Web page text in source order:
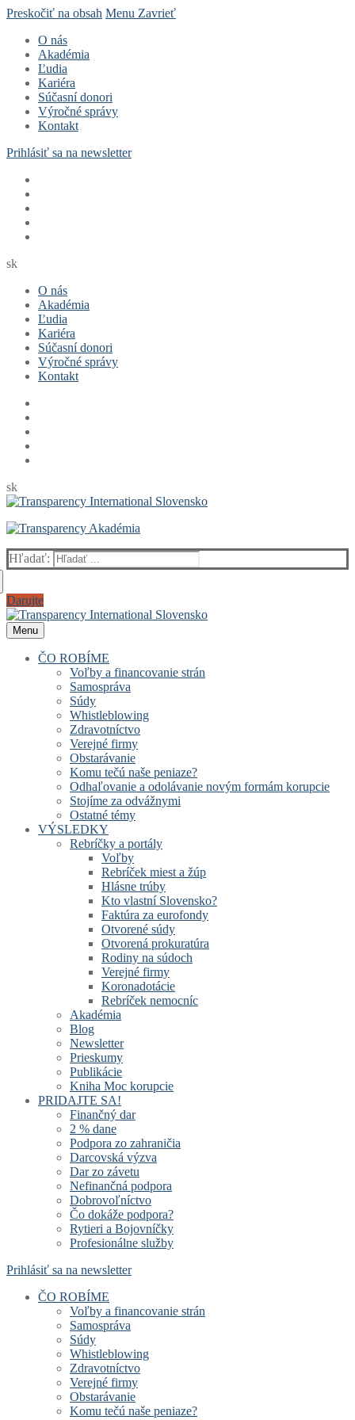
Preskočiť na obsah Menu Zavrieť
O nás
Akadémia
Ľudia
Kariéra
Súčasní donori
Výročné správy
Kontakt
Prihlásiť sa na newsletter
sk
O nás
Akadémia
Ľudia
Kariéra
Súčasní donori
Výročné správy
Kontakt
sk
Hľadať:
Darujte
Menu
ČO ROBÍME
Voľby a financovanie strán
Samospráva
Súdy
Whistleblowing
Zdravotníctvo
Verejné firmy
Obstarávanie
Komu tečú naše peniaze?
Odhaľovanie a odolávanie novým formám korupcie
Stojíme za odvážnymi
Ostatné témy
VÝSLEDKY
Rebríčky a portály
Voľby
Rebríček miest a žúp
Hlásne trúby
Kto vlastní Slovensko?
Faktúra za eurofondy
Otvorené súdy
Otvorená prokuratúra
Rodiny na súdoch
Verejné firmy
Koronadotácie
Rebríček nemocníc
Akadémia
Blog
Newsletter
Prieskumy
Publikácie
Kniha Moc korupcie
PRIDAJTE SA!
Finančný dar
2 % dane
Podpora zo zahraničia
Darcovská výzva
Dar zo závetu
Nefinančná podpora
Dobrovoľníctvo
Čo dokáže podpora?
Rytieri a Bojovníčky
Profesionálne služby
Prihlásiť sa na newsletter
ČO ROBÍME
Voľby a financovanie strán
Samospráva
Súdy
Whistleblowing
Zdravotníctvo
Verejné firmy
Obstarávanie
Komu tečú naše peniaze?